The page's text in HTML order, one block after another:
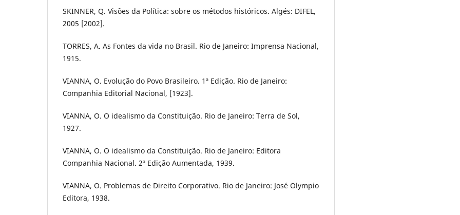
SKINNER, Q. Visões da Política: sobre os métodos históricos. Algés: DIFEL,
2005 [2002].
TORRES, A. As Fontes da vida no Brasil. Rio de Janeiro: Imprensa Nacional,
1915.
VIANNA, O. Evolução do Povo Brasileiro. 1ª Edição. Rio de Janeiro:
Companhia Editorial Nacional, [1923].
VIANNA, O. O idealismo da Constituição. Rio de Janeiro: Terra de Sol,
1927.
VIANNA, O. O idealismo da Constituição. Rio de Janeiro: Editora
Companhia Nacional. 2ª Edição Aumentada, 1939.
VIANNA, O. Problemas de Direito Corporativo. Rio de Janeiro: José Olympio
Editora, 1938.